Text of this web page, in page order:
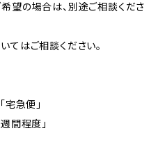
望の場合は、別途ご相談くださ
てはご相談ください。
宅急便」
間程度」